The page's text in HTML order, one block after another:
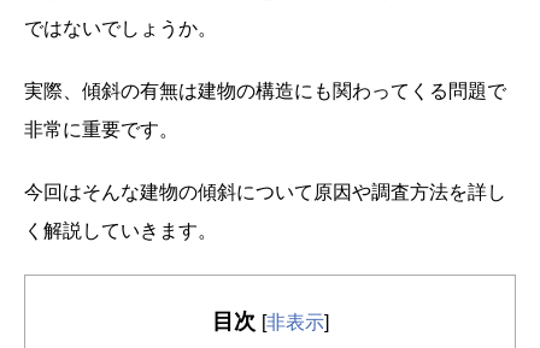
ではないでしょうか。
実際、傾斜の有無は建物の構造にも関わってくる問題で
非常に重要です。
今回はそんな建物の傾斜について原因や調査方法を詳し
く解説していきます。
目次 [非表示]